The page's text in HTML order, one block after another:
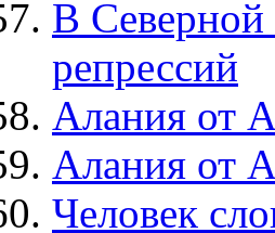
В Северной
репрессий
Алания от
Алания от
Человек